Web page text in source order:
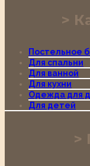
Постельное
Для спальни
Для ванной
Для кухни
Одежда для
Для детей